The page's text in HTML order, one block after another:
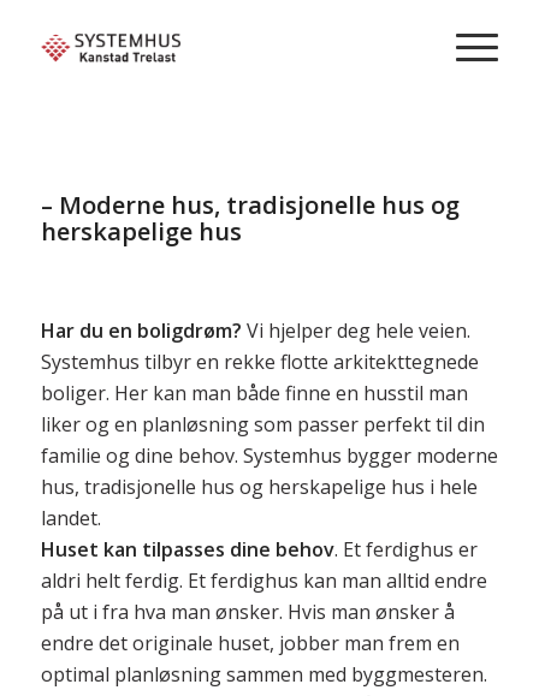
– Moderne hus, tradisjonelle hus og
herskapelige hus
Har du en boligdrøm? Vi hjelper deg hele veien.
Systemhus tilbyr en rekke flotte arkitekttegnede
boliger. Her kan man både finne en husstil man
liker og en planløsning som passer perfekt til din
familie og dine behov. Systemhus bygger moderne
hus, tradisjonelle hus og herskapelige hus i hele
landet.
Huset kan tilpasses dine behov. Et ferdighus er
aldri helt ferdig. Et ferdighus kan man alltid endre
på ut i fra hva man ønsker. Hvis man ønsker å
endre det originale huset, jobber man frem en
optimal planløsning sammen med byggmesteren.